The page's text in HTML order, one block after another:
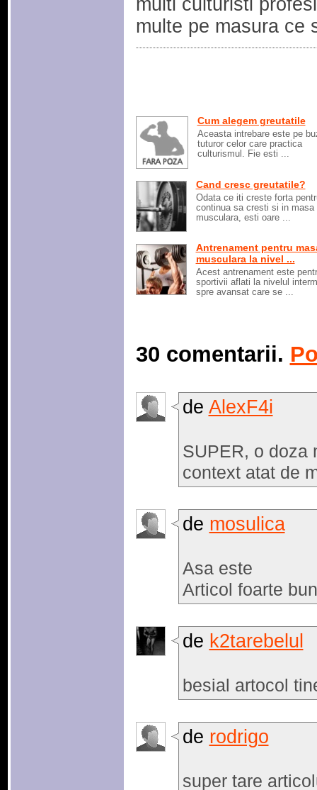
multi culturisti
multe pe masura ce
Cum alegem greutatile
Aceasta intrebare este pe
tuturor celor care practica
culturismul. Fie esti ...
Cand cresc greutatile?
Odata ce iti creste forta
continua sa cresti si in masa
musculara, esti oare ...
Antrenament pentru
musculara la nivel ...
Acest antrenament este
sportivii aflati la nivelul
spre avansat care se ...
30 comentarii.
de AlexF4i
SUPER, o doza
context atat de
de mosulica
Asa este
Articol foarte bun
de k2tarebelul
besial artocol
de rodrigo
super tare